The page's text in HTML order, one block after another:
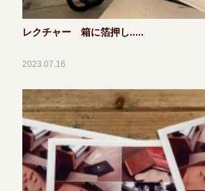
レクチャー 箱に箔押し.....
2023.07.16